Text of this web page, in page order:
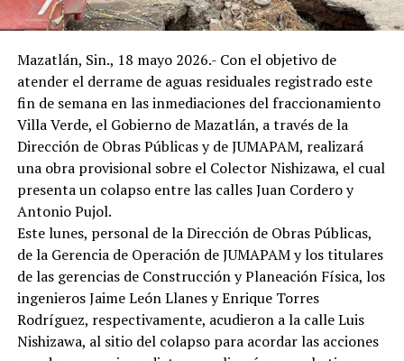
Mazatlán, Sin., 18 mayo 2026.- Con el objetivo de
atender el derrame de aguas residuales registrado este
fin de semana en las inmediaciones del fraccionamiento
Villa Verde, el Gobierno de Mazatlán, a través de la
Dirección de Obras Públicas y de JUMAPAM, realizará
una obra provisional sobre el Colector Nishizawa, el cual
presenta un colapso entre las calles Juan Cordero y
Antonio Pujol.
Este lunes, personal de la Dirección de Obras Públicas,
de la Gerencia de Operación de JUMAPAM y los titulares
de las gerencias de Construcción y Planeación Física, los
ingenieros Jaime León Llanes y Enrique Torres
Rodríguez, respectivamente, acudieron a la calle Luis
Nishizawa, al sitio del colapso para acordar las acciones